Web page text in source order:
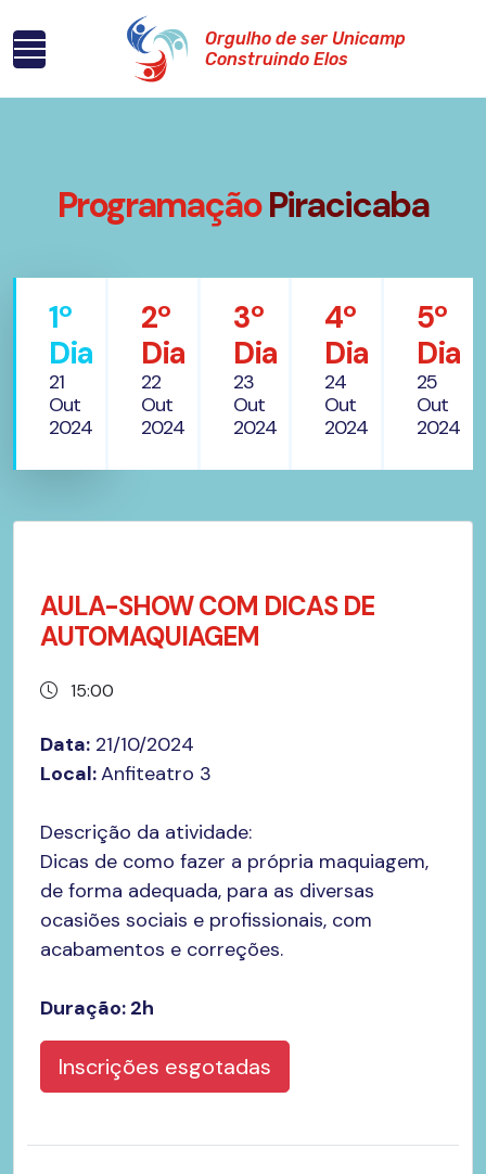
Orgulho de ser Unicamp
Construindo Elos
ProgramaçãoPiracicaba
1º
Dia
21
Out
2024
2º
Dia
22
Out
2024
3º
Dia
23
Out
2024
4º
Dia
24
Out
2024
5º
Dia
25
Out
2024
AULA-SHOW COM DICAS DE
AUTOMAQUIAGEM
15:00
Data: 21/10/2024
Local:Anfiteatro 3
Descrição da atividade:
Dicas de como fazer a própria maquiagem,
de forma adequada, para as diversas
ocasiões sociais e profissionais, com
acabamentos e correções.
Duração: 2h
Inscrições esgotadas